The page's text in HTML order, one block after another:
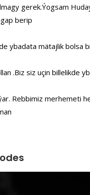
gerek.Ýogsam
berip
ybadata mätajlik bolsa
.Biz siz uçin billelikde
Rebbimiz merhemeti